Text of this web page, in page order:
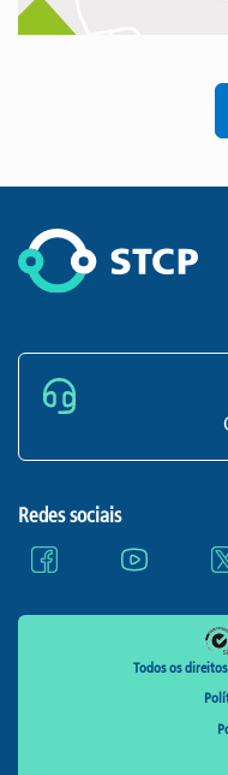
Redes sociais
Todos os direitos